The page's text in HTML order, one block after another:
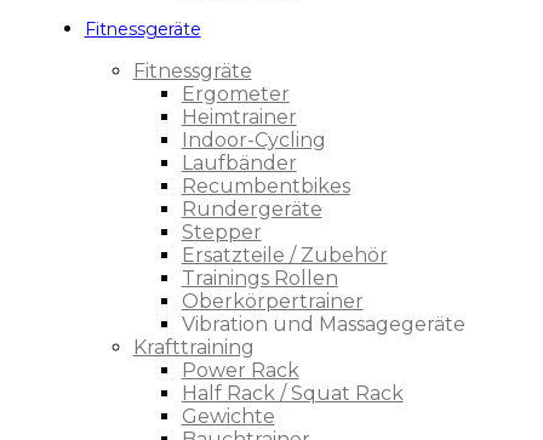
Fitnessgeräte
Fitnessgräte
Ergometer
Heimtrainer
Indoor-Cycling
Laufbänder
Recumbentbikes
Rundergeräte
Stepper
Ersatzteile / Zubehör
Trainings Rollen
Oberkörpertrainer
Vibration und Massagegeräte
Krafttraining
Power Rack
Half Rack / Squat Rack
Gewichte